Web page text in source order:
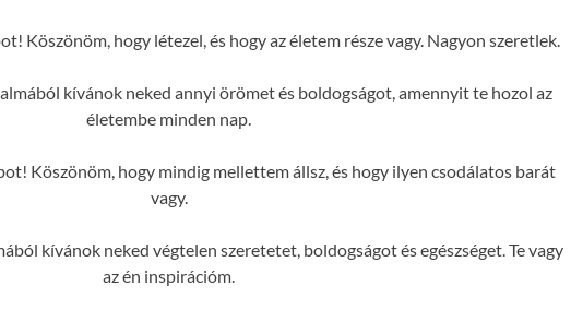
Köszönöm, hogy létezel, és hogy az életem része vagy. Nagyon szeretlek.
kívánok neked annyi örömet és boldogságot, amennyit te hozol az
életembe minden nap.
Köszönöm, hogy mindig mellettem állsz, és hogy ilyen csodálatos barát
vagy.
kívánok neked végtelen szeretetet, boldogságot és egészséget. Te vagy
az én inspirációm.